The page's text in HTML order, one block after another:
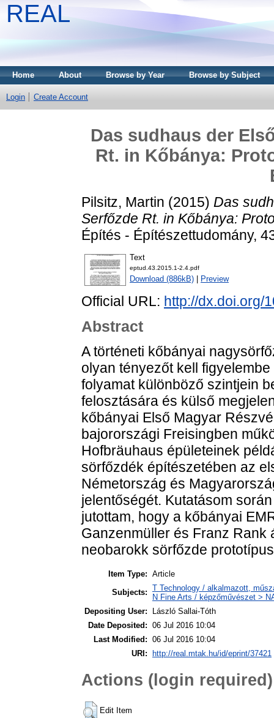
REAL
Home About Browse by Year Browse by Subject
Login Create Account
Das sudhaus der
Rt. in Kőbánya:
Pilsitz, Martin (2015) Das
Serfőzde Rt. in Kőbánya:
Építés - Építészettudomány,
Text
eptud.43.2015.1-2.4.pdf
Download (886kB) Preview
Official URL: http://dx.doi.org/
Abstract
A történeti kőbányai
olyan tényezőt kell
folyamat különböző szintjein
felosztására és külső
kőbányai Első Magyar
bajorországi Freisingben
Hofbräuhaus épületeinek
sörfőzdék építészetében az
Németország és
jelentőségét. Kutatásom
jutottam, hogy a kőbányai
Ganzenmüller és Franz Rank
neobarokk sörfőzde
Item Type: Article
Subjects: T Technology / alkalmazott,
N Fine Arts / képzőművészet >
Depositing User:
László Sallai-Tóth
Date Deposited: 06 Jul 2016 10:04
Last Modified: 06 Jul 2016 10:04
URI:
http://real.mtak.hu/id/eprint/37421
Actions (login required)
Edit Item